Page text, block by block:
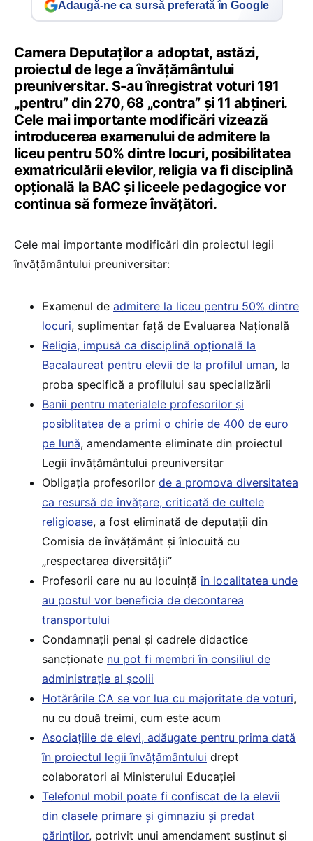
Adaugă-ne ca sursă preferată în Google
Camera Deputaților a adoptat, astăzi,
proiectul de lege a învățământului
preuniversitar. S-au înregistrat voturi 191
„pentru” din 270, 68 „contra” și 11 abțineri.
Cele mai importante modificări vizează
introducerea examenului de admitere la
liceu pentru 50% dintre locuri, posibilitatea
exmatriculării elevilor, religia va fi disciplină
opțională la BAC și liceele pedagogice vor
continua să formeze învățători.
Cele mai importante modificări din proiectul legii
învățământului preuniversitar:
Examenul de admitere la liceu pentru 50% dintre
locuri, suplimentar față de Evaluarea Națională
Religia, impusă ca disciplină opțională la
Bacalaureat pentru elevii de la profilul uman, la
proba specifică a profilului sau specializării
Banii pentru materialele profesorilor și
posiblitatea de a primi o chirie de 400 de euro
pe lună, amendamente eliminate din proiectul
Legii învățământului preuniversitar
Obligația profesorilor de a promova diversitatea
ca resursă de învățare, criticată de cultele
religioase, a fost eliminată de deputații din
Comisia de învățământ și înlocuită cu
„respectarea diversității“
Profesorii care nu au locuințăîn localitatea unde
au postul vor beneficia de decontarea
transportului
Condamnații penal și cadrele didactice
sancționate nu pot fi membri în consiliul de
administrație al școlii
Hotărârile CA se vor lua cu majoritate de voturi,
nu cu două treimi, cum este acum
Asociațiile de elevi, adăugate pentru prima dată
în proiectul legii învățământului drept
colaboratori ai Ministerului Educației
Telefonul mobil poate fi confiscat de la elevii
din clasele primare și gimnaziu și predat
părinților, potrivit unui amendament susținut și